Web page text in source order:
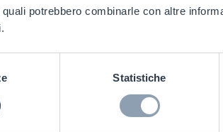
potrebbero combinarle con altre
Statistiche